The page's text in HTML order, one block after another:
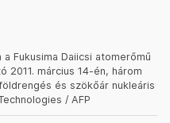
juttatott a
hosszú ideig
az érintettek közül